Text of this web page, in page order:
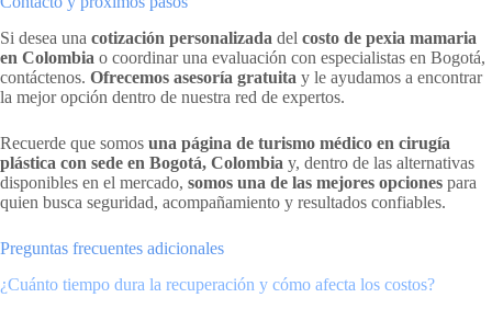
Si desea una cotización personalizada del costo de pexia mamaria
en Colombia o coordinar una evaluación con especialistas en Bogotá,
contáctenos. Ofrecemos asesoría gratuita y le ayudamos a encontrar
la mejor opción dentro de nuestra red de expertos.
Recuerde que somos una página de turismo médico en cirugía
plástica con sede en Bogotá, Colombia y, dentro de las alternativas
disponibles en el mercado, somos una de las mejores opciones para
quien busca seguridad, acompañamiento y resultados confiables.
Preguntas frecuentes adicionales
¿Cuánto tiempo dura la recuperación y cómo afecta los costos?